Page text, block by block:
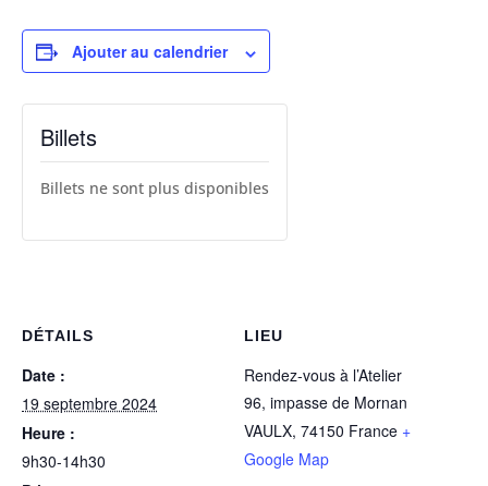
Ajouter au calendrier
DÉTAILS
Date :
19 septembre 2024
Heure :
9h30-14h30
LIEU
Rendez-vous à l’Atelier
96, impasse de Mornan
VAULX, 74150 France +
Google Map
Billets
Billets ne sont plus disponibles